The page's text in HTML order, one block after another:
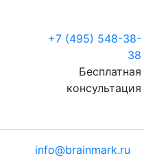
+7 (495) 548-38-
38
Бесплатная
консультация
info@brainmark.ru